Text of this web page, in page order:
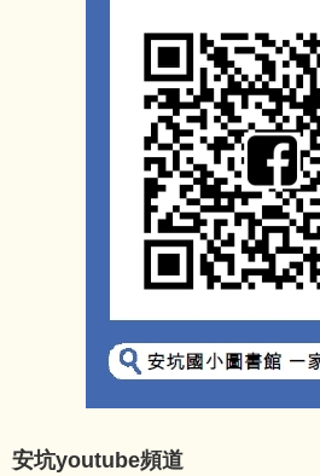
安坑youtube頻道